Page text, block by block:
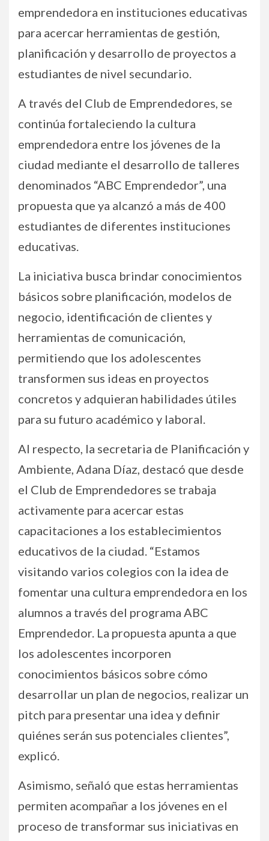
emprendedora en instituciones educativas
para acercar herramientas de gestión,
planificación y desarrollo de proyectos a
estudiantes de nivel secundario.
A través del Club de Emprendedores, se
continúa fortaleciendo la cultura
emprendedora entre los jóvenes de la
ciudad mediante el desarrollo de talleres
denominados “ABC Emprendedor”, una
propuesta que ya alcanzó a más de 400
estudiantes de diferentes instituciones
educativas.
La iniciativa busca brindar conocimientos
básicos sobre planificación, modelos de
negocio, identificación de clientes y
herramientas de comunicación,
permitiendo que los adolescentes
transformen sus ideas en proyectos
concretos y adquieran habilidades útiles
para su futuro académico y laboral.
Al respecto, la secretaria de Planificación y
Ambiente, Adana Díaz, destacó que desde
el Club de Emprendedores se trabaja
activamente para acercar estas
capacitaciones a los establecimientos
educativos de la ciudad. “Estamos
visitando varios colegios con la idea de
fomentar una cultura emprendedora en los
alumnos a través del programa ABC
Emprendedor. La propuesta apunta a que
los adolescentes incorporen
conocimientos básicos sobre cómo
desarrollar un plan de negocios, realizar un
pitch para presentar una idea y definir
quiénes serán sus potenciales clientes”,
explicó.
Asimismo, señaló que estas herramientas
permiten acompañar a los jóvenes en el
proceso de transformar sus iniciativas en